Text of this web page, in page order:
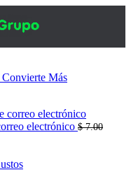
electrónico $7.00